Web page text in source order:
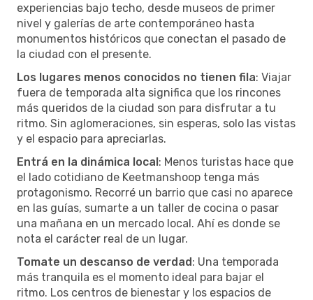
experiencias bajo techo, desde museos de primer
nivel y galerías de arte contemporáneo hasta
monumentos históricos que conectan el pasado de
la ciudad con el presente.
Los lugares menos conocidos no tienen fila: Viajar
fuera de temporada alta significa que los rincones
más queridos de la ciudad son para disfrutar a tu
ritmo. Sin aglomeraciones, sin esperas, solo las vistas
y el espacio para apreciarlas.
Entrá en la dinámica local: Menos turistas hace que
el lado cotidiano de Keetmanshoop tenga más
protagonismo. Recorré un barrio que casi no aparece
en las guías, sumarte a un taller de cocina o pasar
una mañana en un mercado local. Ahí es donde se
nota el carácter real de un lugar.
Tomate un descanso de verdad: Una temporada
más tranquila es el momento ideal para bajar el
ritmo. Los centros de bienestar y los espacios de